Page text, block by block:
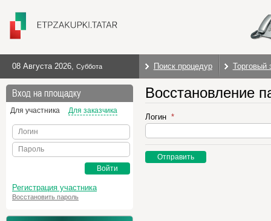
08 Августа 2026, Суббота Поиск процедур Торговый
Вход на площадку
Для участника Для заказчика
Логин
Пароль
Войти
Регистрация участника
Восстановить пароль
Восстановление
Логин
Отправить